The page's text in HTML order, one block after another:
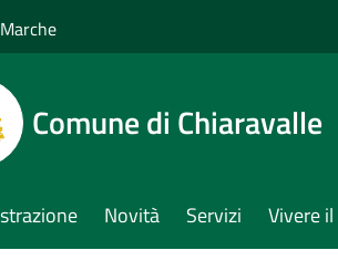
Comune di Chiaravalle
Novità Servizi Vivere